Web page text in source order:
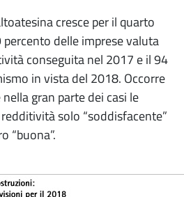
cresce per il quarto
percento delle imprese valuta
conseguita nel 2017 e il 94
in vista del 2018. Occorre
gran parte dei casi le
solo “soddisfacente”
“buona”.